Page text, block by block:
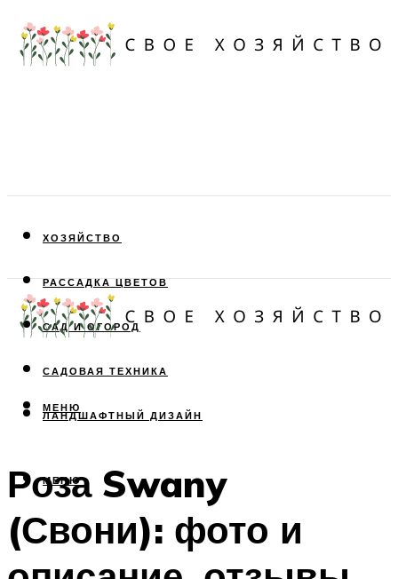
ХОЗЯЙСТВО
РАССАДКА ЦВЕТОВ
САД И ОГОРОД
САДОВАЯ ТЕХНИКА
ЛАНДШАФТНЫЙ ДИЗАЙН
МЕНЮ
МЕНЮ
Роза Swany
(Свони): фото и